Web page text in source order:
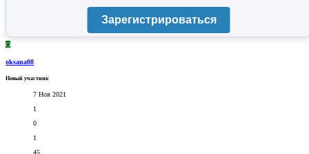
Зарегистрироваться
O
oksana08
Новый участник
7 Ноя 2021
1
0
1